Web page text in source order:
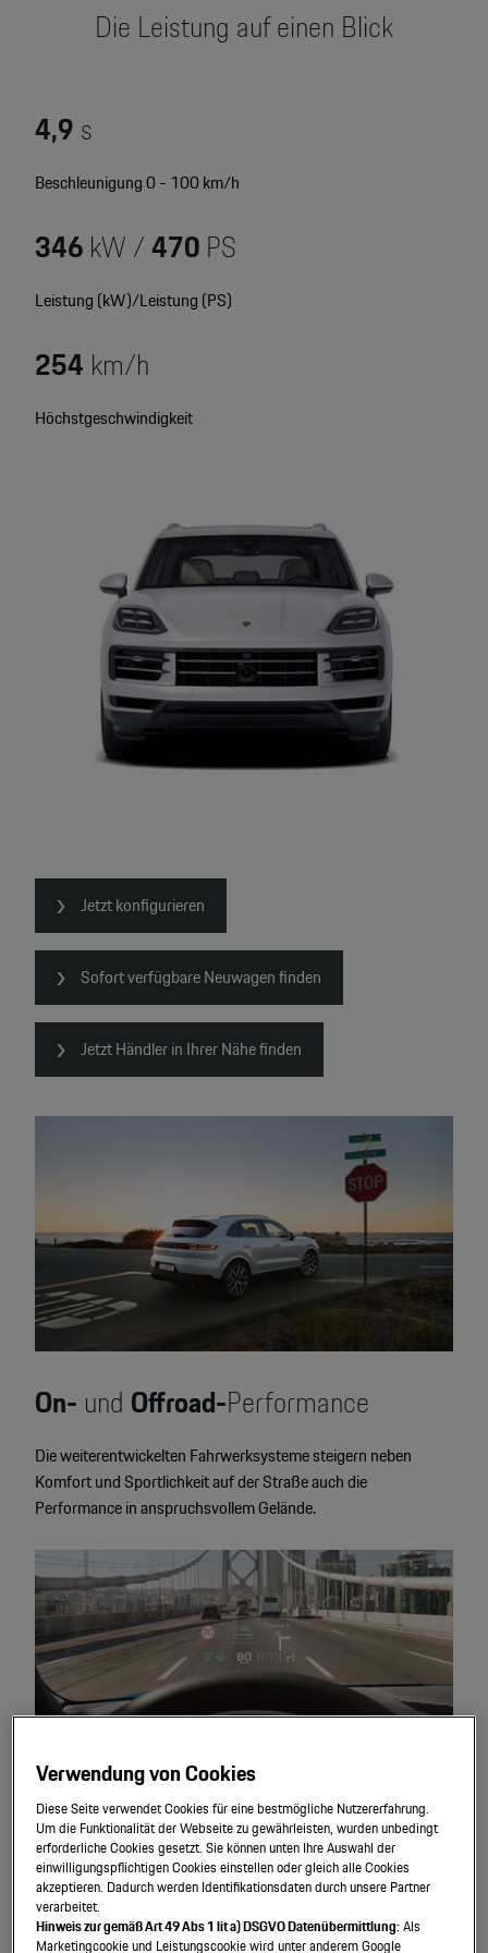
Motorsport & Events
Wir über uns
Newsletter abonnieren
Porsche Gebrauchtwagen
Konfigurator
Car Configurator
Porsche Timepieces
Die Leistung auf einen Blick
4,9s
Beschleunigung 0 - 100 km/h
346kW /470PS
Leistung (kW)/Leistung (PS)
254 km/h
Höchstgeschwindigkeit
Jetzt konfigurieren
Sofort verfügbare Neuwagen finden
Jetzt Händler in Ihrer Nähe finden
On- und Offroad-Performance
Die weiterentwickelten Fahrwerksysteme steigern neben
Komfort und Sportlichkeit auf der Straße auch die
Performance in anspruchsvollem Gelände.
Assistenzsysteme.
Alle Cayenne Modelle lassen sich mit zahlreichen
Assistenzsystemen ausstatten, die den Fahrkomfort weiter
steigern und die Sicherheit verbessern.
Verwendung von Cookies
Diese Seite verwendet Cookies für eine bestmögliche Nutzererfahrung.
Um die Funktionalität der Webseite zu gewährleisten, wurden unbedingt
erforderliche Cookies gesetzt. Sie können unten Ihre Auswahl der
einwilligungspflichtigen Cookies einstellen oder gleich alle Cookies
akzeptieren. Dadurch werden Identifikationsdaten durch unsere Partner
verarbeitet.
Hinweis zur gemäß Art 49 Abs 1 lit a) DSGVO Datenübermittlung:Als
Marketingcookie und Leistungscookie wird unter anderem Google